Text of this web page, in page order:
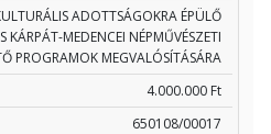
ADOTTSÁGOKRA ÉPÜLŐ
KÁRPÁT-MEDENCEI NÉPMŰVÉSZETI
PROGRAMOK MEGVALÓSÍTÁSÁRA
4.000.000 Ft
650108/00017